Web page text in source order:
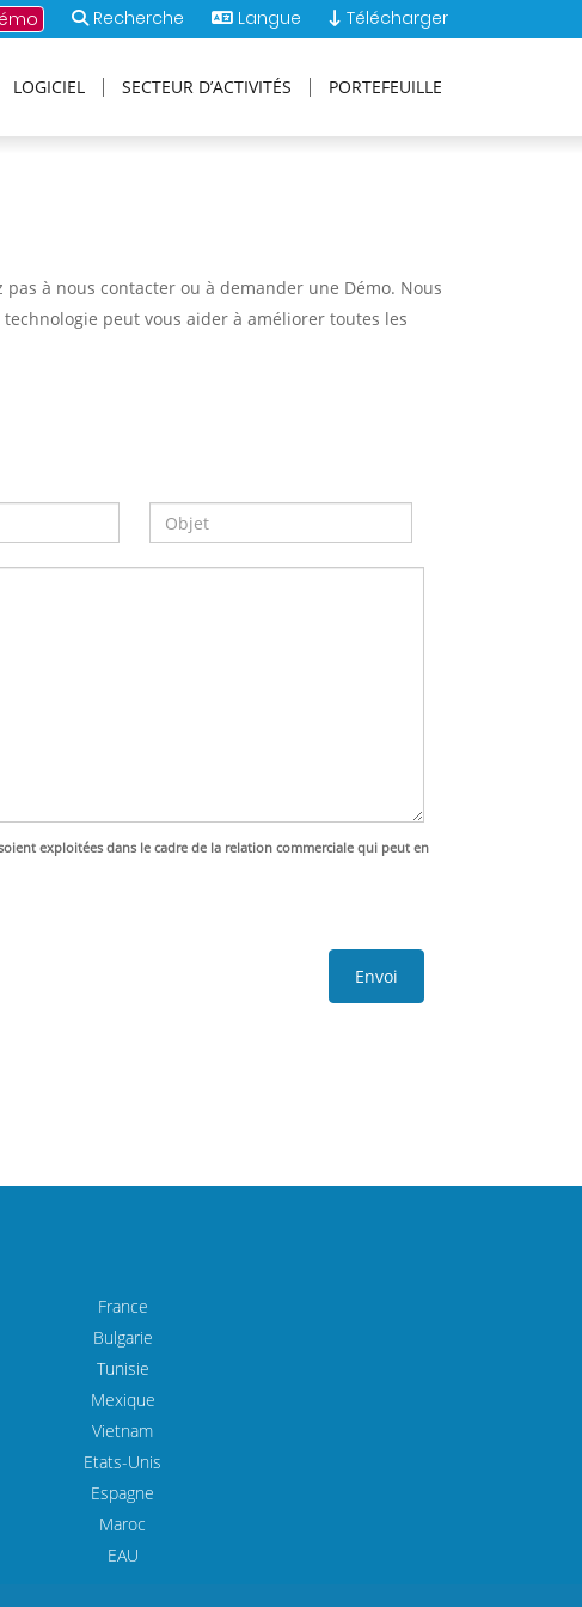
Recherche Langue Télécharger
LOGICIEL SECTEUR D’ACTIVITÉS PORTEFEUILLE
à nous contacter ou à demander une Démo. Nous
peut vous aider à améliorer toutes les
exploitées dans le cadre de la relation commerciale qui peut en
France
Bulgarie
Tunisie
Mexique
Vietnam
Etats-Unis
Espagne
Maroc
EAU